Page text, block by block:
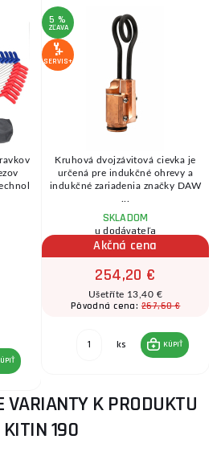
5 %
ZĽAVA
SERVIS+
Kruhová dvojzávitová cievka je
určená pre indukčné ohrevy a
indukčné zariadenia značky DAW
SKLADOM
u dodávateľa
Akčná cena
254,20 €
Ušetříte 13,40 €
Pôvodná cena:267,60 €
ks KÚPIŤ
VARIANTY K PRODUKTU
KITIN 190